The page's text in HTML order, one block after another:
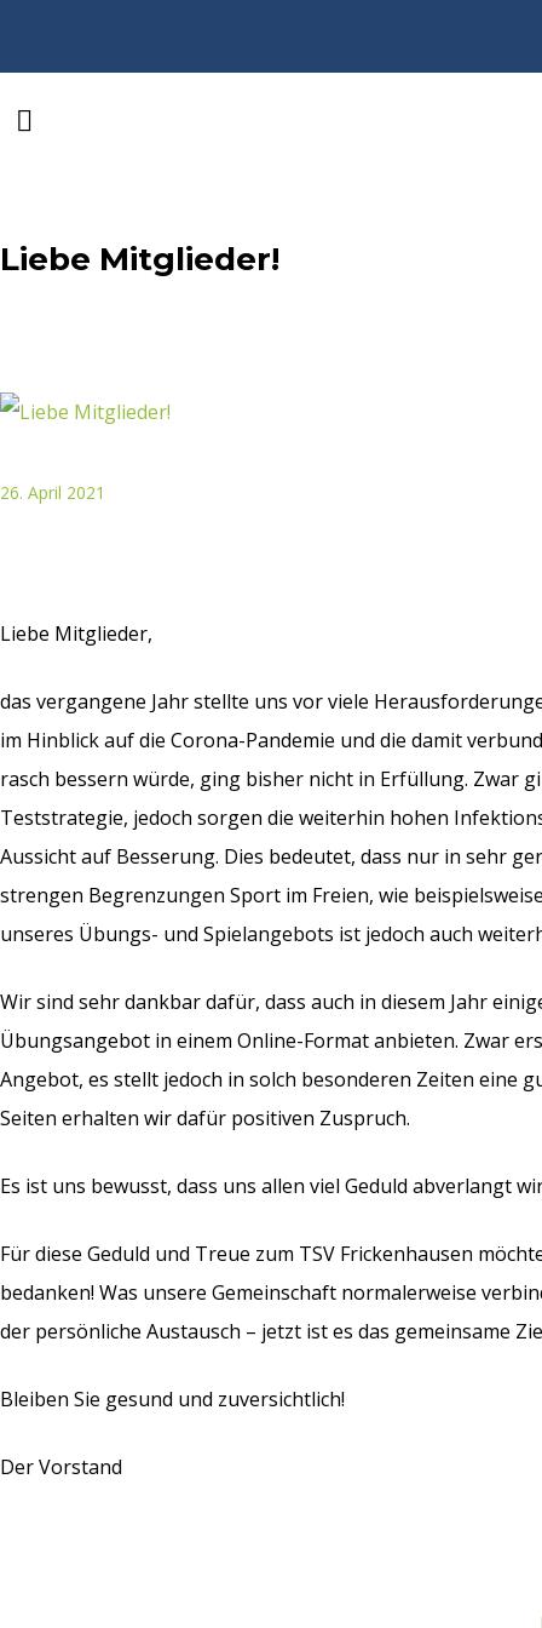
Liebe Mitglieder!
26. April 2021
Liebe Mitglieder,
das vergangene Jahr stellte uns vor viele
im Hinblick auf die Corona-Pandemie und die damit
rasch bessern würde, ging bisher nicht in Erfüllung. Zwar
Teststrategie, jedoch sorgen die weiterhin hohen
Aussicht auf Besserung. Dies bedeutet, dass nur in sehr
strengen Begrenzungen Sport im Freien, wie
unseres Übungs- und Spielangebots ist jedoch auch
Wir sind sehr dankbar dafür, dass auch in diesem Jahr
Übungsangebot in einem Online-Format anbieten. Zwar
Angebot, es stellt jedoch in solch besonderen Zeiten eine
Seiten erhalten wir dafür positiven Zuspruch.
Es ist uns bewusst, dass uns allen viel Geduld abverlangt
Für diese Geduld und Treue zum TSV Frickenhausen
bedanken! Was unsere Gemeinschaft normalerweise
der persönliche Austausch – jetzt ist es das gemeinsame
Bleiben Sie gesund und zuversichtlich!
Der Vorstand